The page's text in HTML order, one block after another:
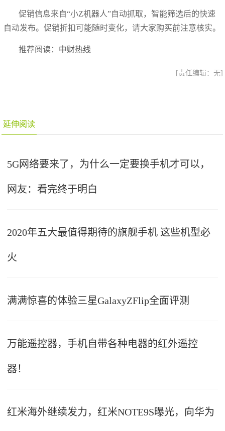
促销信息来自“小Z机器人”自动抓取，智能筛选后的快速
自动发布。促销折扣可能随时变化，请大家购买前注意核实。
推荐阅读： 中财热线
[责任编辑：无]
延伸阅读
5G网络要来了，为什么一定要换手机才可以，
网友：看完终于明白
2020年五大最值得期待的旗舰手机 这些机型必
火
满满惊喜的体验三星GalaxyZFlip全面评测
万能遥控器，手机自带各种电器的红外遥控
器！
红米海外继续发力，红米NOTE9S曝光，向华为